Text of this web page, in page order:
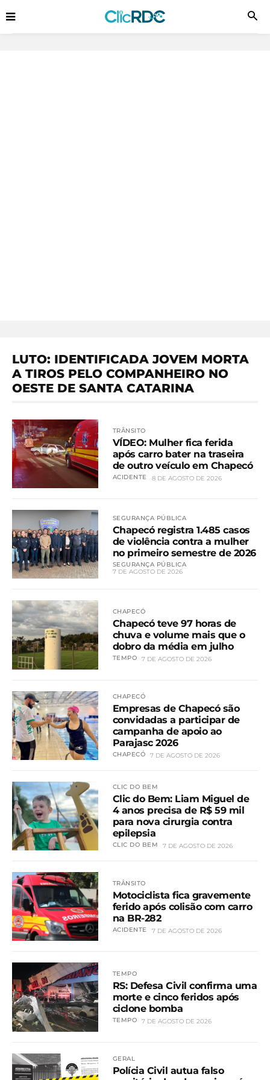
LUTO: IDENTIFICADA JOVEM MORTA
A TIROS PELO COMPANHEIRO NO
OESTE DE SANTA CATARINA
TRÂNSITO
VÍDEO: Mulher fica ferida
após carro bater na traseira
de outro veículo em Chapecó
ACIDENTE 8 DE AGOSTO DE 2026
SEGURANÇA PÚBLICA
Chapecó registra 1.485 casos
de violência contra a mulher
no primeiro semestre de 2026
SEGURANÇA PÚBLICA
7 DE AGOSTO DE 2026
CHAPECÓ
Chapecó teve 97 horas de
chuva e volume mais que o
dobro da média em julho
TEMPO 7 DE AGOSTO DE 2026
CHAPECÓ
Empresas de Chapecó são
convidadas a participar de
campanha de apoio ao
Parajasc 2026
CHAPECÓ 7 DE AGOSTO DE 2026
CLIC DO BEM
Clic do Bem: Liam Miguel de
4 anos precisa de R$ 59 mil
para nova cirurgia contra
epilepsia
CLIC DO BEM 7 DE AGOSTO DE 2026
TRÂNSITO
Motociclista fica gravemente
ferido após colisão com carro
na BR-282
ACIDENTE 7 DE AGOSTO DE 2026
TEMPO
RS: Defesa Civil confirma uma
morte e cinco feridos após
ciclone bomba
TEMPO 7 DE AGOSTO DE 2026
GERAL
Polícia Civil autua falso